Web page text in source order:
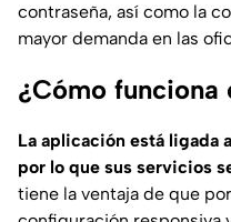
contraseña, así como la
mayor demanda en las
¿Cómo funciona
La aplicación está ligada
por lo que sus servicios
tiene la ventaja de que